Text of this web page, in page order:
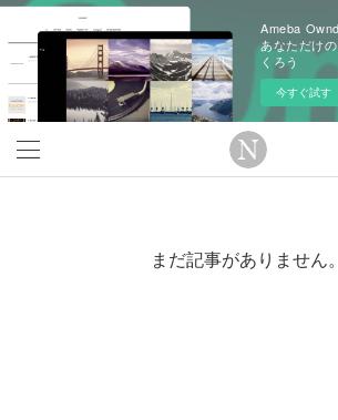
Ameba
あなただけ
くろう
今すぐ試す
まだ記事がありません。